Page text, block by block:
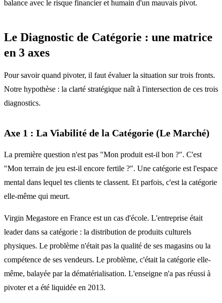
balance avec le risque financier et humain d'un mauvais pivot.
Le Diagnostic de Catégorie : une matrice
en 3 axes
Pour savoir quand pivoter, il faut évaluer la situation sur trois fronts.
Notre hypothèse : la clarté stratégique naît à l'intersection de ces trois
diagnostics.
Axe 1 : La Viabilité de la Catégorie (Le Marché)
La première question n'est pas "Mon produit est-il bon ?". C'est
"Mon terrain de jeu est-il encore fertile ?". Une catégorie est l'espace
mental dans lequel tes clients te classent. Et parfois, c'est la catégorie
elle-même qui meurt.
Virgin Megastore en France est un cas d'école. L'entreprise était
leader dans sa catégorie : la distribution de produits culturels
physiques. Le problème n'était pas la qualité de ses magasins ou la
compétence de ses vendeurs. Le problème, c'était la catégorie elle-
même, balayée par la dématérialisation. L'enseigne n'a pas réussi à
pivoter et a été liquidée en 2013.